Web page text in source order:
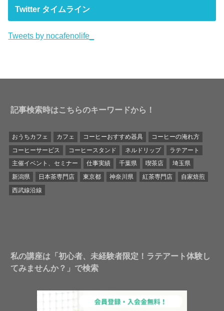
Twitter タイムライン
Tweets by nocafenolife_
記事検索時はこちらのキーワードから！
おうちカフェ カフェ コーヒーおすすめ器具
コーヒーの淹れ方
コーヒーサービス
コーヒースタンド ネルドリップ
ラテアート
主催イベント、セミナー
仕事実績 千葉県 喫茶店
埼玉県
新潟県
日本茶専門店 東京都 神奈川県 紅茶専門店
自家焙煎
西武線沿線
私の講座は「初心者、未経験者限定！ラテアート体験し
てみませんか？」で検索